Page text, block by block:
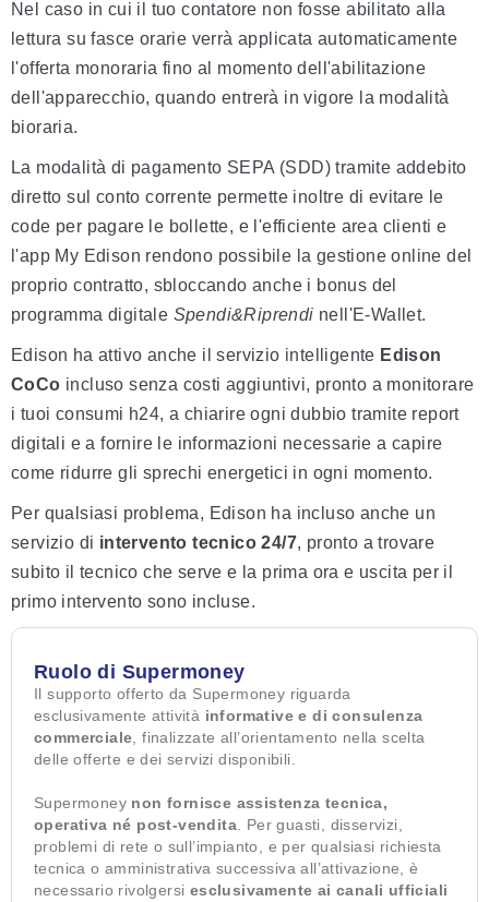
Nel caso in cui il tuo contatore non fosse abilitato alla
lettura su fasce orarie verrà applicata automaticamente
l'offerta monoraria fino al momento dell'abilitazione
dell'apparecchio, quando entrerà in vigore la modalità
bioraria.
La modalità di pagamento SEPA (SDD) tramite addebito
diretto sul conto corrente permette inoltre di evitare le
code per pagare le bollette, e l'efficiente area clienti e
l'app My Edison rendono possibile la gestione online del
proprio contratto, sbloccando anche i bonus del
programma digitale Spendi&Riprendi nell'E-Wallet.
Edison ha attivo anche il servizio intelligente Edison
CoCo incluso senza costi aggiuntivi, pronto a monitorare
i tuoi consumi h24, a chiarire ogni dubbio tramite report
digitali e a fornire le informazioni necessarie a capire
come ridurre gli sprechi energetici in ogni momento.
Per qualsiasi problema, Edison ha incluso anche un
servizio di intervento tecnico 24/7, pronto a trovare
subito il tecnico che serve e la prima ora e uscita per il
primo intervento sono incluse.
Ruolo di Supermoney
Il supporto offerto da Supermoney riguarda
esclusivamente attività informative e di consulenza
commerciale, finalizzate all’orientamento nella scelta
delle offerte e dei servizi disponibili.
Supermoney non fornisce assistenza tecnica,
operativa né post-vendita. Per guasti, disservizi,
problemi di rete o sull’impianto, e per qualsiasi richiesta
tecnica o amministrativa successiva all’attivazione, è
necessario rivolgersi esclusivamente ai canali ufficiali